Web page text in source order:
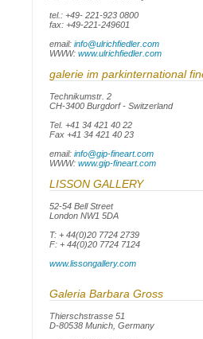
tel.: +49- 221-923 0800
fax: +49-221-249601
email: info@ulrichfiedler.com
WWW: www.ulrichfiedler.com
galerie im parkinternational
Technikumstr. 2
CH-3400 Burgdorf - Switzerland
Tel. +41 34 421 40 22
Fax +41 34 421 40 23
email: info@gip-fineart.com
WWW: www.gip-fineart.com
LISSON GALLERY
52-54 Bell Street
London NW1 5DA
T: + 44(0)20 7724 2739
F: + 44(0)20 7724 7124
www.lissongallery.com
Galeria Barbara Gross
Thierschstrasse 51
D-80538 Munich, Germany